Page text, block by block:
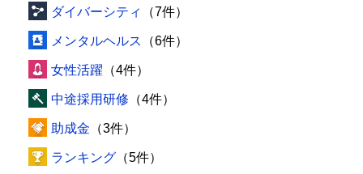
ダイバーシティ （7件）
メンタルヘルス （6件）
女性活躍 （4件）
中途採用研修 （4件）
助成金 （3件）
ランキング （5件）